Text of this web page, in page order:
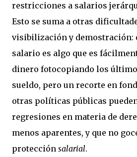
restricciones a salarios
Esto se suma a otras
visibilización y demostración:
salario es algo que es
dinero fotocopiando los
sueldo, pero un recorte en
otras políticas públicas
regresiones en materia de
menos aparentes, y que no
protección salarial.